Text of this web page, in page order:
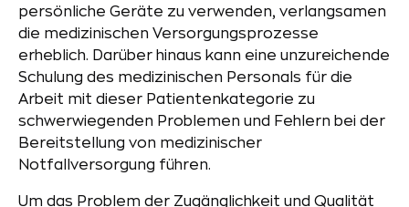
persönliche Geräte zu verwenden, verlangsamen
die medizinischen Versorgungsprozesse
erheblich. Darüber hinaus kann eine unzureichende
Schulung des medizinischen Personals für die
Arbeit mit dieser Patientenkategorie zu
schwerwiegenden Problemen und Fehlern bei der
Bereitstellung von medizinischer
Notfallversorgung führen.
Um das Problem der Zugänglichkeit und Qualität